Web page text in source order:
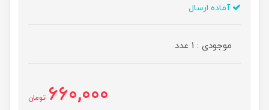
آماده ارسال
موجودی : 1 عدد
660,000 تومان